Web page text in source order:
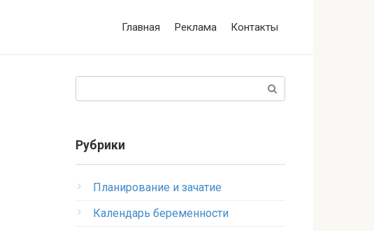
Главная Реклама Контакты
Рубрики
Планирование и зачатие
Календарь беременности